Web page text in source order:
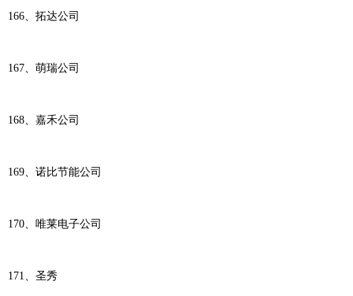
166、拓达公司
167、萌瑞公司
168、嘉禾公司
169、诺比节能公司
170、唯莱电子公司
171、圣秀